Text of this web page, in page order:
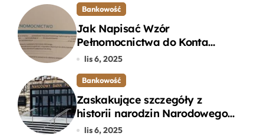
Bankowość
Jak Napisać Wzór
Pełnomocnictwa do Konta
Bankowego – Praktyczny
lis 6, 2025
Bankowość
Zaskakujące szczegóły z
historii narodzin Narodowego
Banku Polskiego, o których
lis 6, 2025